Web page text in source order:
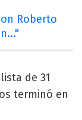
Roberto
de 31
terminó en